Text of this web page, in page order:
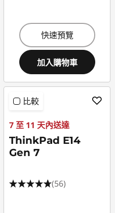
快速預覽
加入購物車
比較
7 至 11 天內送達
ThinkPad E14
Gen 7
(56)